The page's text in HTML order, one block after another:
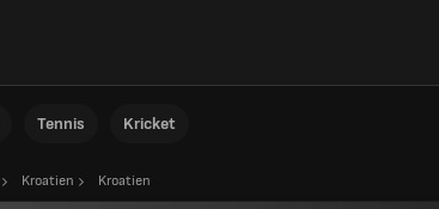
Tennis Kricket
Kroatien Kroatien